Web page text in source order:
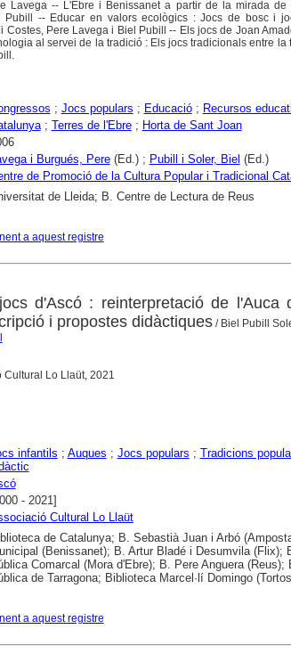
Lavega -- L'Ebre i Benissanet a partir de la mirada de
Pubill -- Educar en valors ecològics : Jocs de bosc i
Costes, Pere Lavega i Biel Pubill -- Els jocs de Joan
al servei de la tradició : Els jocs tradicionals entre la
; Jocs populars ; Educació; Recursos
; Terres de l'Ebre; Horta de Sant Joan
i Burgués, Pere(Ed.) ; Pubill i Soler, Biel (Ed.)
de Promoció de la Cultura Popular i Tradicional
de Lleida; B. Centre de Lectura de Reus
a aquest registre
d'Ascó : reinterpretació de
i propostes didàctiques/ Biel Pubill
Cultural Lo Llaüt, 2021
infantils ; Auques ; Jocs populars ; Tradicions
- 2021]
Cultural Lo Llaüt
de Catalunya; B. Sebastià Juan i Arbó
(Benissanet); B. Artur Bladé i Desumvila (Flix);
Comarcal (Mora d'Ebre); B. Pere Anguera (Reus);
de Tarragona; Biblioteca Marcel·lí Domingo
a aquest registre